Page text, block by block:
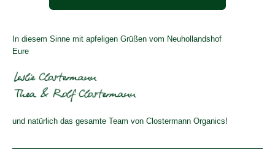
In diesem Sinne mit apfeligen Grüßen vom Neuhollandshof
Eure
und natürlich das gesamte Team von Clostermann Organics!